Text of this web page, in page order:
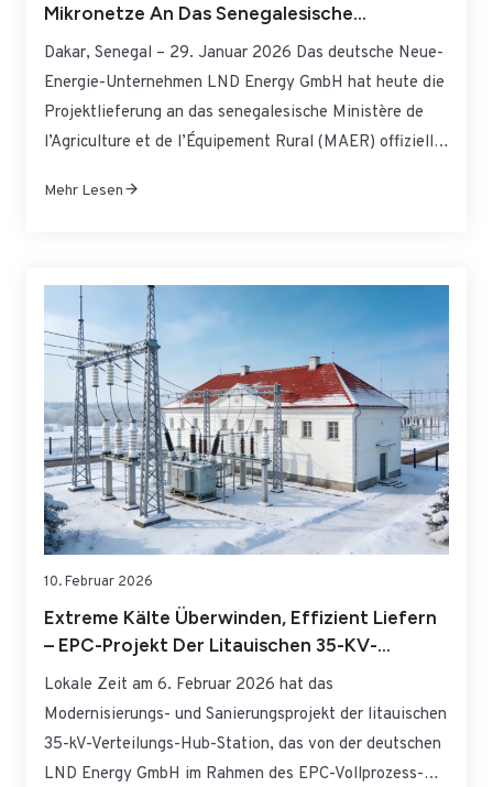
Mikronetze An Das Senegalesische
Ministerium Für Landwirtschaft Und
Ländliche Ausrüstung, Um Die Ländliche
Bewässerung Und Die Versorgung Mit
Lebensenergie Zu Stärken
Dakar, Senegal – 29. Januar 2026 Das deutsche Neue-
Energie-Unternehmen LND Energy GmbH hat heute die
Projektlieferung an das senegalesische Ministère de
l’Agriculture et de l’Équipement Rural (MAER) offiziell
Speicher-Energiemikronetzsysteme für die
Systeme werden fünf landwirtschaftlich geprägten
Gebieten in Senegal, die von…
Mehr Lesen
10. Februar 2026
Extreme Kälte Überwinden, Effizient Liefern
– EPC-Projekt Der Litauischen 35-KV-
Verteilungs-Hub-Station Von LND Energy
Lokale Zeit am 6. Februar 2026 hat das
Modernisierungs- und Sanierungsprojekt der litauischen
35-kV-Verteilungs-Hub-Station, das von der deutschen
LND Energy GmbH im Rahmen des EPC-Vollprozess-